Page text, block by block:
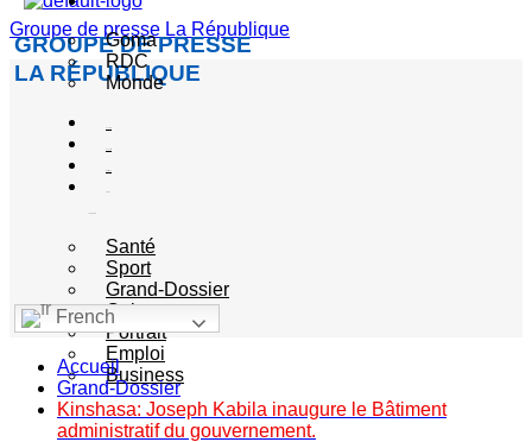
Groupe de presse La République
GROUPE DE PRESSE
LA RÉPUBLIQUE
Goma
RDC
Monde
Santé
Sport
Grand-Dossier
Culture
Portrait
Emploi
Business
French
Accueil
Grand-Dossier
Kinshasa: Joseph Kabila inaugure le Bâtiment
administratif du gouvernement.